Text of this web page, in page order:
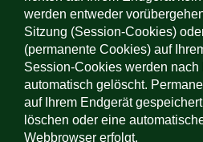
werden entweder
Sitzung (Session-Cookies)
(permanente Cookies) auf
Session-Cookies werden
automatisch gelöscht.
auf Ihrem Endgerät
löschen oder eine
Webbrowser erfolgt.